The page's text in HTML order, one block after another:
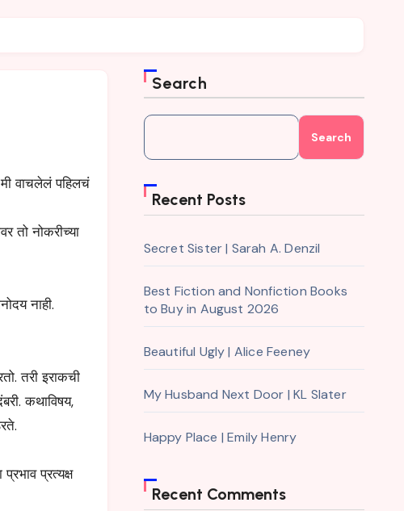
मी वाचलेलं पहिलचं
तो नोकरीच्या
नाही.
तरी इराकची
कथाविषय,
प्रत्यक्ष
Search
Search
Recent Posts
Secret Sister | Sarah A. Denzil
Best Fiction and Nonfiction Books
to Buy in August 2026
Beautiful Ugly | Alice Feeney
My Husband Next Door | KL Slater
Happy Place | Emily Henry
Recent Comments